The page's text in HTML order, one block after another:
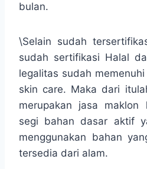
bulan.
\Selain sudah
sudah sertifikasi Halal
legalitas sudah
skin care. Maka dari
merupakan jasa maklon
segi bahan dasar aktif
menggunakan bahan
tersedia dari alam.